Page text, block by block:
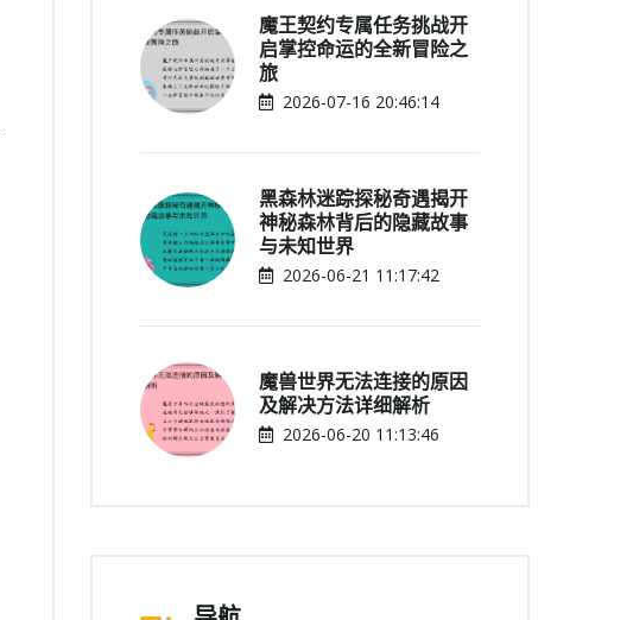
魔王契约专属任务挑战开
启掌控命运的全新冒险之
旅
2026-07-16 20:46:14
黑森林迷踪探秘奇遇揭开
神秘森林背后的隐藏故事
与未知世界
2026-06-21 11:17:42
魔兽世界无法连接的原因
及解决方法详细解析
2026-06-20 11:13:46